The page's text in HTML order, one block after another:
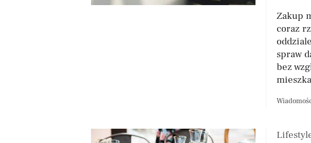
Zakup
coraz
spraw
bez